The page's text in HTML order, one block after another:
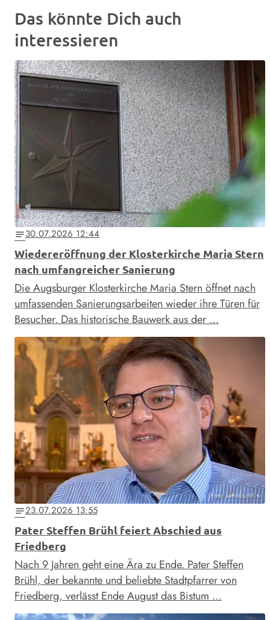
Das könnte Dich auch
interessieren
notes30.07.2026 12:44
Wiedereröffnung der Klosterkirche Maria Stern
nach umfangreicher Sanierung
Die Augsburger Klosterkirche Maria Stern öffnet nach
umfassenden Sanierungsarbeiten wieder ihre Türen für
Besucher. Das historische Bauwerk aus der …
Foto: katholisch1.tv
notes23.07.2026 13:55
Pater Steffen Brühl feiert Abschied aus
Friedberg
Nach 9 Jahren geht eine Ära zu Ende. Pater Steffen
Brühl, der bekannte und beliebte Stadtpfarrer von
Friedberg, verlässt Ende August das Bistum …